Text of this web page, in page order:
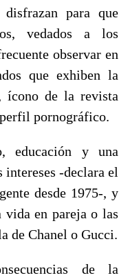
para que
vedados a los
observar en
que exhiben la
ícono de la revista
pornográfico.
educación y una
intereses -declara el
desde 1975-, y
vida en pareja o las
de Chanel o Gucci.
de la